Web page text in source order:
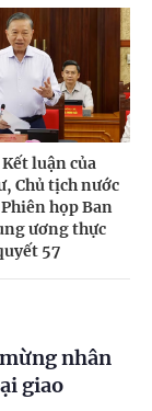
luận của
Chủ tịch nước
họp Ban
ương thực
57
nhân
giao